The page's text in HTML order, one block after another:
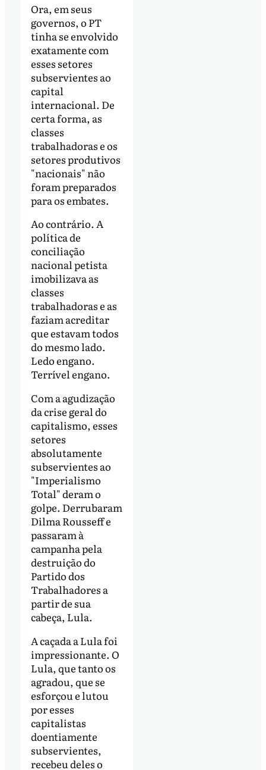
Ora, em seus
governos, o PT
tinha se envolvido
exatamente com
esses setores
subservientes ao
capital
internacional. De
certa forma, as
classes
trabalhadoras e os
setores produtivos
"nacionais" não
foram preparados
para os embates.
Ao contrário. A
política de
conciliação
nacional petista
imobilizava as
classes
trabalhadoras e as
faziam acreditar
que estavam todos
do mesmo lado.
Ledo engano.
Terrível engano.
Com a agudização
da crise geral do
capitalismo, esses
setores
absolutamente
subservientes ao
"Imperialismo
Total" deram o
golpe. Derrubaram
Dilma Rousseff e
passaram à
campanha pela
destruição do
Partido dos
Trabalhadores a
partir de sua
cabeça, Lula.
A caçada a Lula foi
impressionante. O
Lula, que tanto os
agradou, que se
esforçou e lutou
por esses
capitalistas
doentiamente
subservientes,
recebeu deles o